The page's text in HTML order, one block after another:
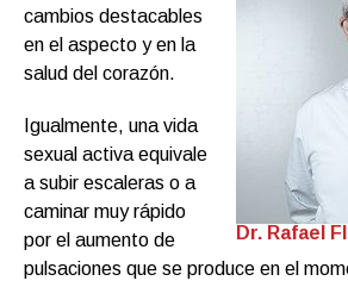
Dr. Rafael
cambios destacables
en el aspecto y en la
salud del corazón.
Igualmente, una vida
sexual activa equivale
a subir escaleras o a
caminar muy rápido
por el aumento de
pulsaciones que se produce en el